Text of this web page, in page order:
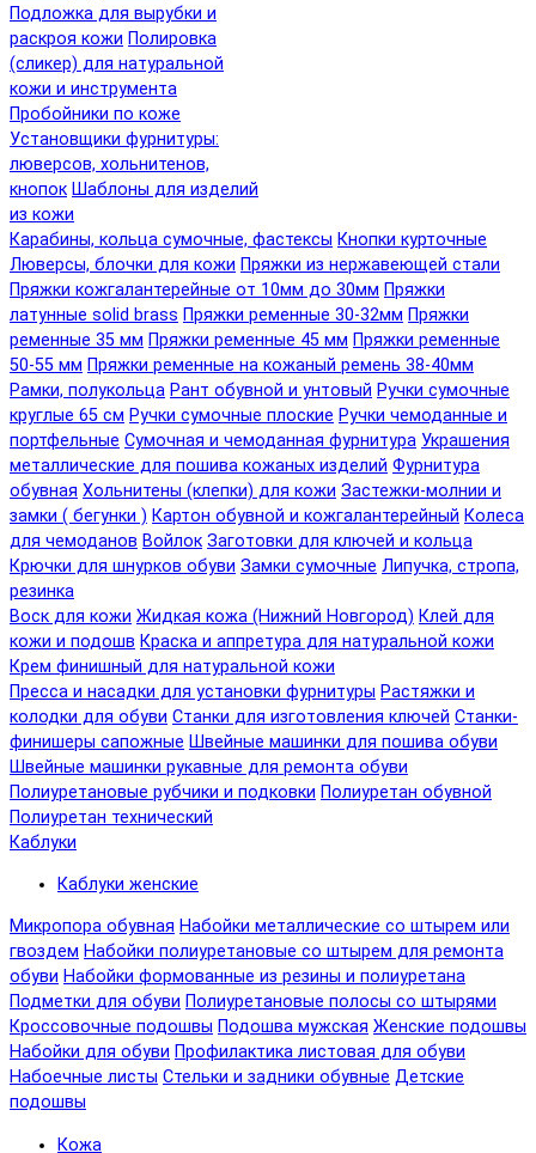
Подложка для вырубки и
раскроя кожи Полировка
(сликер) для натуральной
кожи и инструмента
Пробойники по коже
Установщики фурнитуры:
люверсов, хольнитенов,
кнопок Шаблоны для изделий
из кожи
Карабины, кольца сумочные, фастексы Кнопки курточные
Люверсы, блочки для кожи Пряжки из нержавеющей стали
Пряжки кожгалантерейные от 10мм до 30мм Пряжки
латунные solid brass Пряжки ременные 30-32мм Пряжки
ременные 35 мм Пряжки ременные 45 мм Пряжки ременные
50-55 мм Пряжки ременные на кожаный ремень 38-40мм
Рамки, полукольца Рант обувной и унтовый Ручки сумочные
круглые 65 см Ручки сумочные плоские Ручки чемоданные и
портфельные Сумочная и чемоданная фурнитура Украшения
металлические для пошива кожаных изделий Фурнитура
обувная Хольнитены (клепки) для кожи Застежки-молнии и
замки ( бегунки ) Картон обувной и кожгалантерейный Колеса
для чемоданов Войлок Заготовки для ключей и кольца
Крючки для шнурков обуви Замки сумочные Липучка, стропа,
резинка
Воск для кожи Жидкая кожа (Нижний Новгород) Клей для
кожи и подошв Краска и аппретура для натуральной кожи
Крем финишный для натуральной кожи
Пресса и насадки для установки фурнитуры Растяжки и
колодки для обуви Станки для изготовления ключей Станки-
финишеры сапожные Швейные машинки для пошива обуви
Швейные машинки рукавные для ремонта обуви
Полиуретановые рубчики и подковки Полиуретан обувной
Полиуретан технический
Каблуки
Каблуки женские
Микропора обувная Набойки металлические со штырем или
гвоздем Набойки полиуретановые со штырем для ремонта
обуви Набойки формованные из резины и полиуретана
Подметки для обуви Полиуретановые полосы со штырями
Кроссовочные подошвы Подошва мужская Женские подошвы
Набойки для обуви Профилактика листовая для обуви
Набоечные листы Стельки и задники обувные Детские
подошвы
Кожа